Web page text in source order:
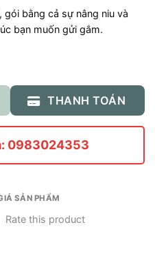
bằng cả sự nâng niu và
bạn muốn gửi gắm.
THANH TOÁN
0983024353
SẢN PHẨM
Rate this product